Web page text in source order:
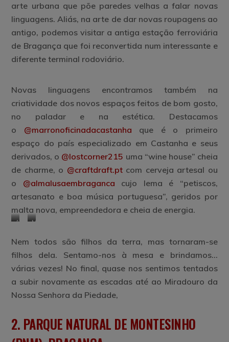
arte urbana que põe paredes velhas a falar novas
linguagens. Aliás, na arte de dar novas roupagens ao
antigo, podemos visitar a antiga estação ferroviária
de Bragança que foi reconvertida num interessante e
diferente terminal rodoviário.
Novas linguagens encontramos também na
criatividade dos novos espaços feitos de bom gosto,
no paladar e na estética. Destacamos
o @marronoficinadacastanha que é o primeiro
espaço do país especializado em Castanha e seus
derivados, o @lostcorner215 uma “wine house” cheia
de charme, o @craftdraft.ptcom cerveja artesal ou
o @almalusaembraganca cujo lema é “petiscos,
artesanato e boa música portuguesa”, geridos por
malta nova, empreendedora e cheia de energia.
Alma Marron
Oficina
Castanha
Nem todos são filhos da terra, mas tornaram-se
filhos dela. Sentamo-nos à mesa e brindamos…
várias vezes! No final, quase nos sentimos tentados
a subir novamente as escadas até ao Miradouro da
Nossa Senhora da Piedade,
2. PARQUE NATURAL DE MONTESINHO